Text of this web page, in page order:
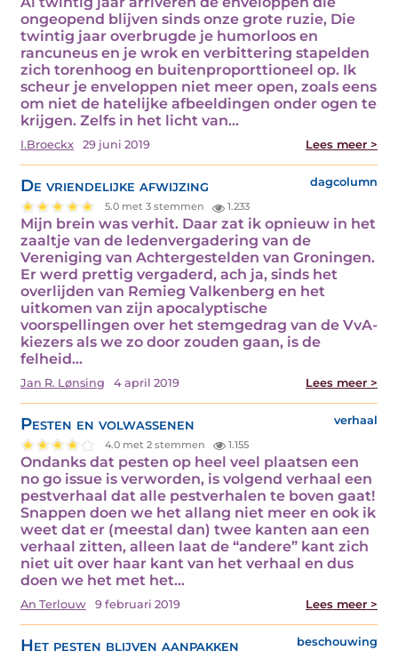
ongeopend blijven sinds onze grote ruzie, Die
twintig jaar overbrugde je humorloos en
rancuneus en je wrok en verbittering stapelden
zich torenhoog en buitenproporttioneel op. Ik
scheur je enveloppen niet meer open, zoals eens
om niet de hatelijke afbeeldingen onder ogen te
krijgen. Zelfs in het licht van…
I.Broeckx 29 juni 2019 Lees meer >
De vriendelijke afwijzing dagcolumn
5.0 met 3 stemmen 1.233
Mijn brein was verhit. Daar zat ik opnieuw in het
zaaltje van de ledenvergadering van de
Vereniging van Achtergestelden van Groningen.
Er werd prettig vergaderd, ach ja, sinds het
overlijden van Remieg Valkenberg en het
uitkomen van zijn apocalyptische
voorspellingen over het stemgedrag van de VvA-
kiezers als we zo door zouden gaan, is de
felheid…
Jan R. Lønsing 4 april 2019 Lees meer >
Pesten en volwassenen verhaal
4.0 met 2 stemmen 1.155
Ondanks dat pesten op heel veel plaatsen een
no go issue is verworden, is volgend verhaal een
pestverhaal dat alle pestverhalen te boven gaat!
Snappen doen we het allang niet meer en ook ik
weet dat er (meestal dan) twee kanten aan een
verhaal zitten, alleen laat de “andere” kant zich
niet uit over haar kant van het verhaal en dus
doen we het met het…
An Terlouw 9 februari 2019 Lees meer >
Het pesten blijven aanpakken beschouwing